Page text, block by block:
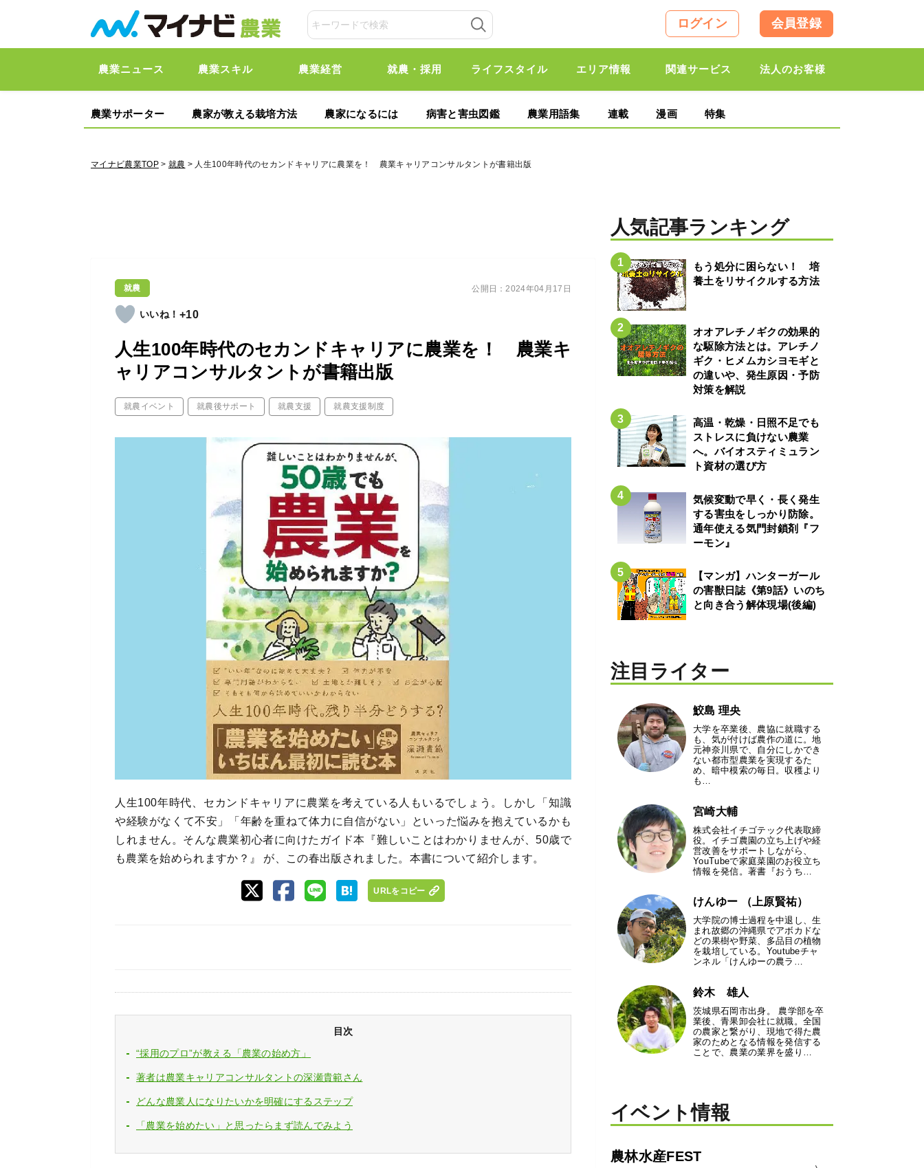
ログイン 会員登録
農業ニュース 農業スキル 農業経営 就農・採用 ライフスタイル エリア情報 関連サービス 法人のお客様
農業サポーター 農家が教える栽培方法 農家になるには 病害と害虫図鑑 農業用語集 連載 漫画 特集
マイナビ農業TOP> 就農 > 人生100年時代のセカンドキャリアに農業を！ 農業キャリアコンサルタントが書籍出版
就農
+10
人生100年時代のセカンドキャリアに農業を！ 農業キ
ャリアコンサルタントが書籍出版
就農イベント 就農後サポート 就農支援 就農支援制度
公開日：2024年04月17日
人生100年時代、セカンドキャリアに農業を考えている人もいるでしょう。しかし「知識
や経験がなくて不安」「年齢を重ねて体力に自信がない」といった悩みを抱えているかも
しれません。そんな農業初心者に向けたガイド本『難しいことはわかりませんが、50歳で
も農業を始められますか？』 が、この春出版されました。本書について紹介します。
URLをコピー
目次
“採用のプロ”が教える「農業の始め方」
著者は農業キャリアコンサルタントの深瀬貴範さん
どんな農業人になりたいかを明確にするステップ
「農業を始めたい」と思ったらまず読んでみよう
人気記事ランキング
もう処分に困らない！ 培
養土をリサイクルする方法
オオアレチノギクの効果的
な駆除方法とは。アレチノ
ギク・ヒメムカシヨモギと
の違いや、発生原因・予防
対策を解説
高温・乾燥・日照不足でも
ストレスに負けない農業
へ。バイオスティミュラン
ト資材の選び方
気候変動で早く・長く発生
する害虫をしっかり防除。
通年使える気門封鎖剤『フ
ーモン』
【マンガ】ハンターガール
の害獣日誌《第9話》いのち
と向き合う解体現場(後編)
注目ライター
鮫島 理央
大学を卒業後、農協に就職する
も、気が付けば農作の道に。地
元神奈川県で、自分にしかでき
ない都市型農業を実現するた
め、暗中模索の毎日。収穫より
も…
宮崎大輔
株式会社イチゴテック代表取締
役。イチゴ農園の立ち上げや経
営改善をサポートしながら、
YouTubeで家庭菜園のお役立ち
情報を発信。著書『おうち…
けんゆー （上原賢祐）
大学院の博士過程を中退し、生
まれ故郷の沖縄県でアボカドな
どの果樹や野菜、多品目の植物
を栽培している。Youtubeチャ
ンネル「けんゆーの農ラ…
鈴木 雄人
茨城県石岡市出身。 農学部を卒
業後、青果卸会社に就職。全国
の農家と繋がり、現地で得た農
家のためとなる情報を発信する
ことで、農業の業界を盛り…
イベント情報
農林水産FEST